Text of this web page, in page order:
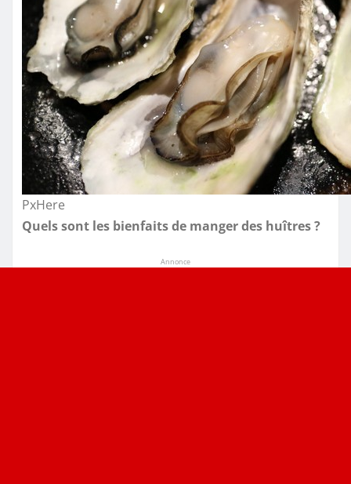
PxHere
Quels sont les bienfaits de manger des huîtres ?
Annonce